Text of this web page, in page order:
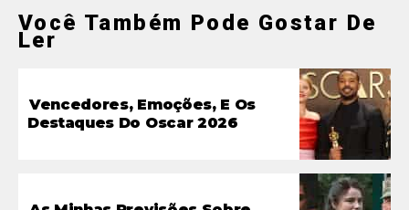
Você Também Pode Gostar De
Ler
Vencedores, Emoções, E Os
Destaques Do Oscar 2026